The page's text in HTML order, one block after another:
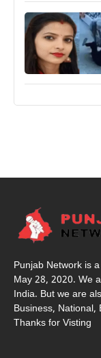
Punjab Network is
May 28, 2020. We
India. But we are
Business, National,
Thanks for Visting